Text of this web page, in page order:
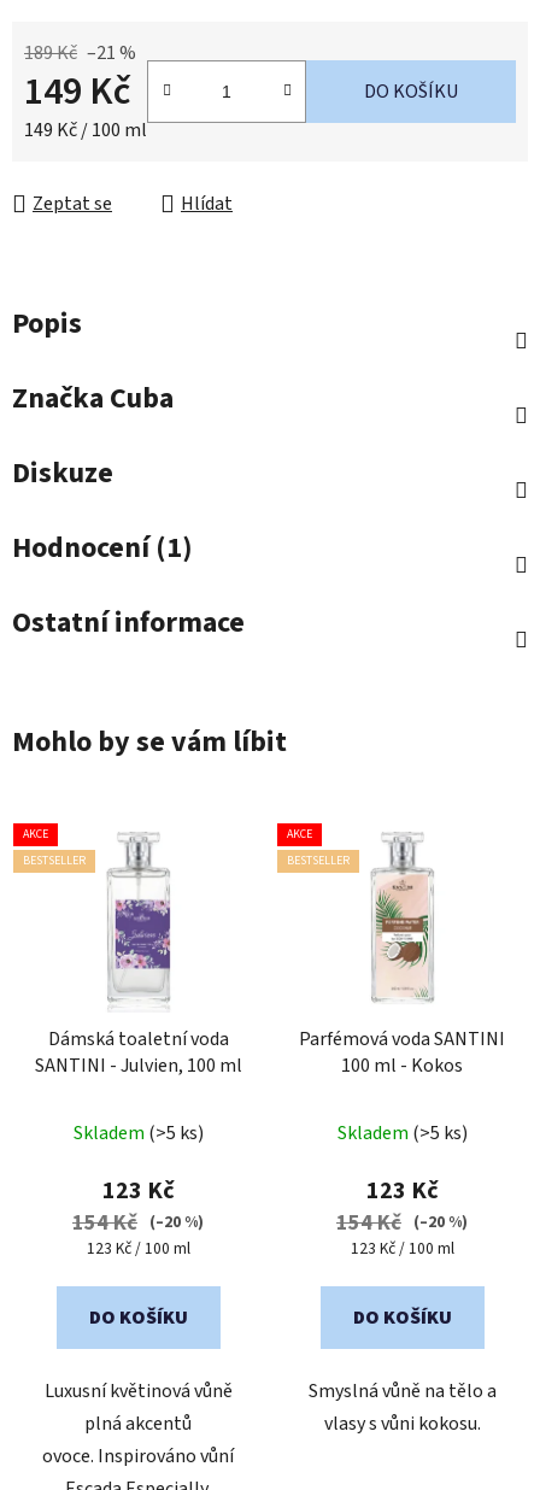
189 Kč –21 %
149 Kč
Měrná cena:
149 Kč / 100 ml
DO KOŠÍKU
Zeptat se Hlídat
Popis
Značka Cuba
Diskuze
Hodnocení (1)
Ostatní informace
Mohlo by se vám líbit
AKCE
BESTSELLER
Dámská toaletní voda
SANTINI - Julvien, 100 ml
hodnocení
produktu
je
5,0
5
Skladem (>5 ks)
123 Kč
154 Kč (–20 %)
Měrná
123 Kč / 100 ml
DO KOŠÍKU
Luxusní květinová vůně
plná akcentů
ovoce. Inspirováno vůní
AKCE
BESTSELLER
Parfémová voda SANTINI
100 ml - Kokos
hodnocení
produktu
je
3,8
5
Skladem (>5 ks)
123 Kč
154 Kč (–20 %)
Měrná
123 Kč / 100 ml
DO KOŠÍKU
Smyslná vůně na tělo a
vlasy s vůni kokosu.